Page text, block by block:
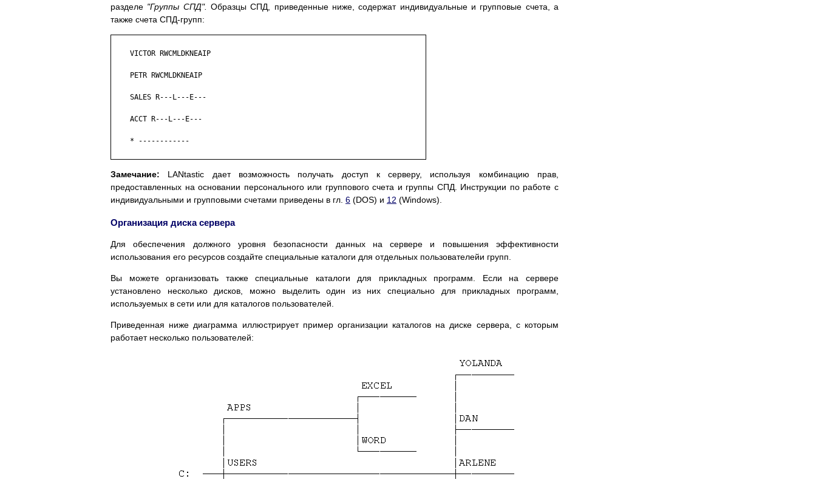
разделе "Группы СПД". Образцы СПД, приведенные ниже, содержат индивидуальные и групповые счета, а
также счета СПД-групп:
    VICTOR RWCMLDKNEAIP
    PETR RWCMLDKNEAIP
    SALES R---L---E---
    ACCT R---L---E---
    * ------------
Замечание: LANtastic дает возможность получать доступ к серверу, используя комбинацию прав,
предоставленных на основании персонального или группового счета и группы СПД. Инструкции по работе с
индивидуальными и групповыми счетами приведены в гл. 6 (DOS) и 12 (Windows).
Организация диска сервера
Для обеспечения должного уровня безопасности данных на сервере и повышения эффективности
использования его ресурсов создайте специальные каталоги для отдельных пользователейи групп.
Вы можете организовать также специальные каталоги для прикладных программ. Если на сервере
установлено несколько дисков, можно выделить один из них специально для прикладных программ,
используемых в сети или для каталогов пользователей.
Приведенная ниже диаграмма иллюстрирует пример организации каталогов на диске сервера, с которым
работает несколько пользователей: